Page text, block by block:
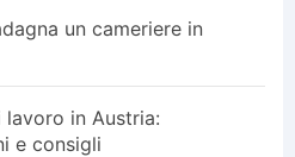
un cameriere in
in Austria:
e consigli